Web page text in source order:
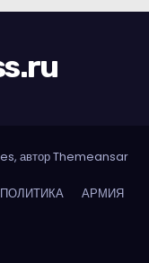
авторThemeansar
ПОЛИТИКА
АРМИЯ